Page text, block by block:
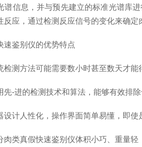
谱信息，并与预先建立的标准光谱库
反应，通过检测反应信号的变化来确定
鉴别仪的优势特点
方法可能需要数小时甚至数天才能
进的检测技术和算法，能够有效排除
人性化，操作界面简单易懂，即使
真假快速鉴别仪体积小巧、重量轻